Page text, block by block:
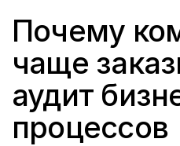
Почему
чаще
аудит
процессов